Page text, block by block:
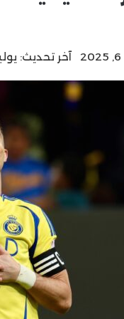
آخر تحديث: يوليو 5,